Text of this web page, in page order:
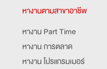
หางานตามสาขาอาชีพ
หางาน Part Time
หางาน การตลาด
หางาน โปรแกรมเมอร์